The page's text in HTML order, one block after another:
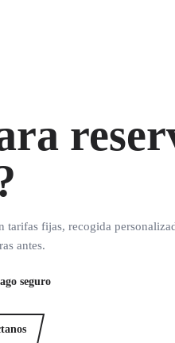
tarifas fijas, recogida
antes.
seguro